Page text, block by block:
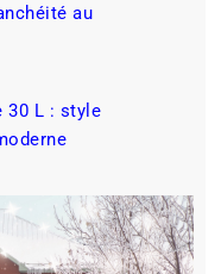
au
30 L : style